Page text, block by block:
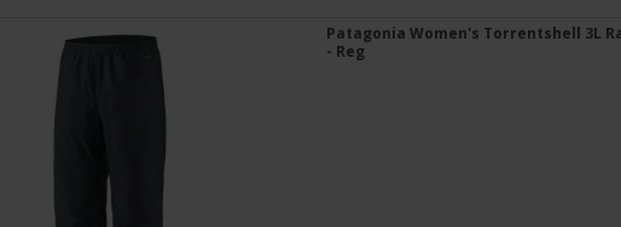
Patagonia Women's Torrentshell 3L
- Reg